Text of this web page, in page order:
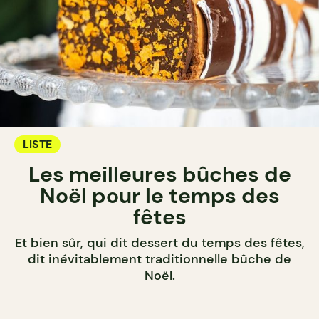
LISTE
Les meilleures bûches de
Noël pour le temps des
fêtes
Et bien sûr, qui dit dessert du temps des fêtes,
dit inévitablement traditionnelle bûche de
Noël.